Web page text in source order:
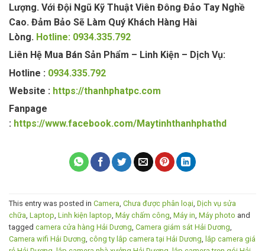
Lượng. Với Đội Ngũ Kỹ Thuật Viên Đông Đảo Tay Nghề
Cao. Đảm Bảo Sẽ Làm Quý Khách Hàng Hài
Lòng. Hotline: 0934.335.792
Liên Hệ Mua Bán Sản Phẩm – Linh Kiện – Dịch Vụ:
Hotline : 0934.335.792
Website : https://thanhphatpc.com
Fanpage
: https://www.facebook.com/Maytinhthanhphathd
This entry was posted in Camera, Chưa được phân loại, Dịch vụ sửa
chữa, Laptop, Linh kiện laptop, Máy chấm công, Máy in, Máy photo and
tagged camera cửa hàng Hải Dương, Camera giám sát Hải Dương,
Camera wifi Hải Dương, công ty lắp camera tại Hải Dương, lắp camera giá